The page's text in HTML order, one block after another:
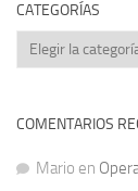
CATEGORÍAS
Categorías
COMENTARIOS
Mario en